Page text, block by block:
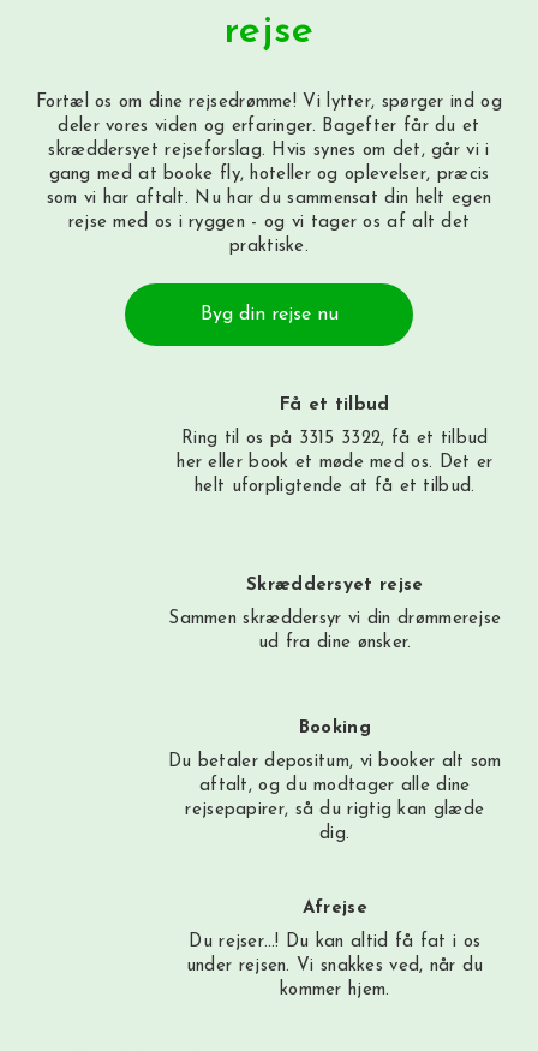
rejse
Fortæl os om dine rejsedrømme! Vi lytter, spørger ind og
deler vores viden og erfaringer. Bagefter får du et
skræddersyet rejseforslag. Hvis synes om det, går vi i
gang med at booke fly, hoteller og oplevelser, præcis
som vi har aftalt. Nu har du sammensat din helt egen
rejse med os i ryggen - og vi tager os af alt det
praktiske.
Byg din rejse nu
Få et tilbud
Ring til os på 3315 3322, få et tilbud
her eller book et møde med os. Det er
helt uforpligtende at få et tilbud.
Skræddersyet rejse
Sammen skræddersyr vi din drømmerejse
ud fra dine ønsker.
Booking
Du betaler depositum, vi booker alt som
aftalt, og du modtager alle dine
rejsepapirer, så du rigtig kan glæde
dig.
Afrejse
Du rejser…! Du kan altid få fat i os
under rejsen. Vi snakkes ved, når du
kommer hjem.